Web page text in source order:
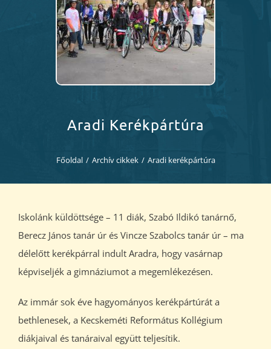
Munkatársaink
Kapcsolat
Aradi Kerékpártúra
Főoldal / Archív cikkek / Aradi kerékpártúra
Iskolánk küldöttsége – 11 diák, Szabó Ildikó tanárnő,
Berecz János tanár úr és Vincze Szabolcs tanár úr – ma
délelőtt kerékpárral indult Aradra, hogy vasárnap
képviseljék a gimnáziumot a megemlékezésen.
Az immár sok éve hagyományos kerékpártúrát a
bethlenesek, a Kecskeméti Református Kollégium
diákjaival és tanáraival együtt teljesítik.